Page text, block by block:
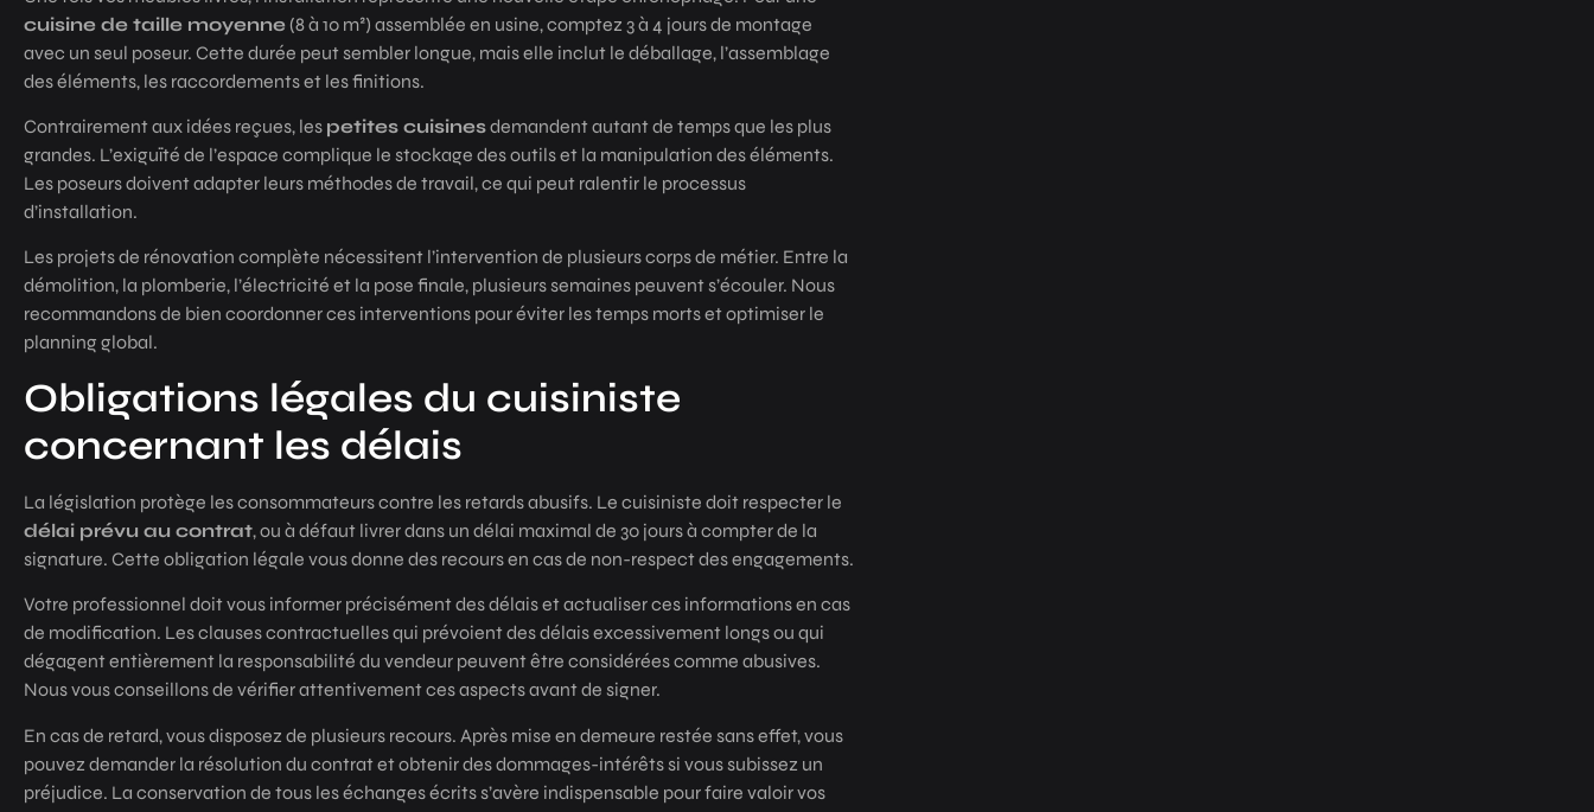
cuisine de taille moyenne(8 à 10 m²) assemblée en usine, comptez 3 à 4 jours de montage
avec un seul poseur. Cette durée peut sembler longue, mais elle inclut le déballage, l’assemblage
des éléments, les raccordements et les finitions.
Contrairement aux idées reçues, les petites cuisinesdemandent autant de temps que les plus
grandes. L’exiguïté de l’espace complique le stockage des outils et la manipulation des éléments.
Les poseurs doivent adapter leurs méthodes de travail, ce qui peut ralentir le processus
d’installation.
Les projets de rénovation complète nécessitent l’intervention de plusieurs corps de métier. Entre la
démolition, la plomberie, l’électricité et la pose finale, plusieurs semaines peuvent s’écouler. Nous
recommandons de bien coordonner ces interventions pour éviter les temps morts et optimiser le
planning global.
Obligations légales du cuisiniste
concernant les délais
La législation protège les consommateurs contre les retards abusifs. Le cuisiniste doit respecter le
délai prévu au contrat, ou à défaut livrer dans un délai maximal de 30 jours à compter de la
signature. Cette obligation légale vous donne des recours en cas de non-respect des engagements.
Votre professionnel doit vous informer précisément des délais et actualiser ces informations en cas
de modification. Les clauses contractuelles qui prévoient des délais excessivement longs ou qui
dégagent entièrement la responsabilité du vendeur peuvent être considérées comme abusives.
Nous vous conseillons de vérifier attentivement ces aspects avant de signer.
En cas de retard, vous disposez de plusieurs recours. Après mise en demeure restée sans effet, vous
pouvez demander la résolution du contrat et obtenir des dommages-intérêts si vous subissez un
préjudice. La conservation de tous les échanges écrits s’avère indispensable pour faire valoir vos